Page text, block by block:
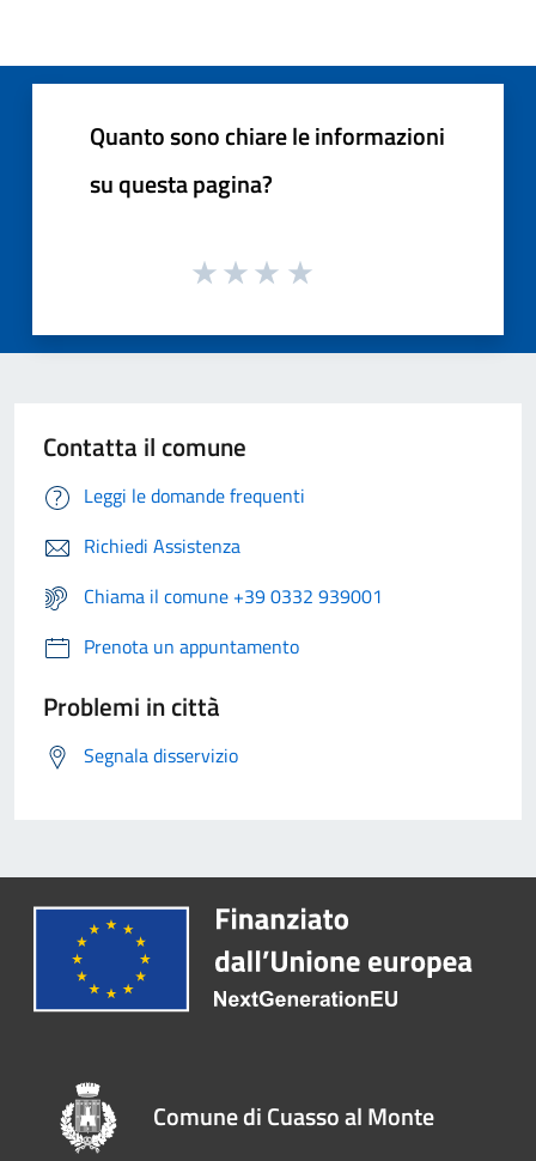
Quanto sono chiare le informazioni
su questa pagina?
Contatta il comune
Leggi le domande frequenti
Richiedi Assistenza
Chiama il comune +39 0332 939001
Prenota un appuntamento
Problemi in città
Segnala disservizio
Comune di Cuasso al Monte